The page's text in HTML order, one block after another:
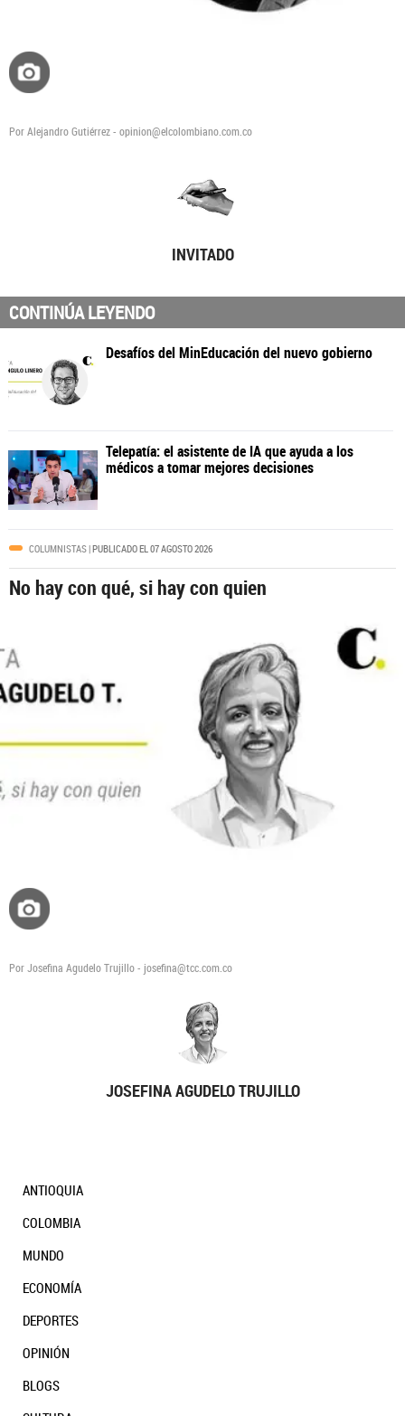
Por Alejandro Gutiérrez - opinion@elcolombiano.com.co
INVITADO
CONTINÚA LEYENDO
Desafíos del MinEducación del nuevo
COLUMNISTAS| PUBLICADO EL 07 AGOSTO 2026
No hay con qué, si hay con quien
Por Josefina Agudelo Trujillo - josefina@tcc.com.co
JOSEFINA AGUDELO TRUJILLO
ANTIOQUIA
COLOMBIA
MUNDO
ECONOMÍA
DEPORTES
OPINIÓN
BLOGS